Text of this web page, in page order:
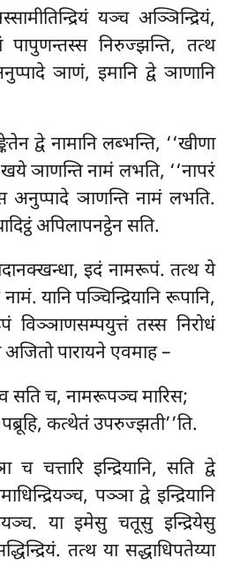
यञ्च अञ्ञिन्द्रियं,
निरुज्झन्ति, तत्थ
ञाणं, इमानि द्वे ञाणानि
द्वे नामानि लब्भन्ति, ‘‘खीणा
ञाणन्ति नामं लभति, ‘‘नापरं
अनुप्पादे ञाणन्ति नामं लभति.
अपिलापनट्ठेन सति.
इदं नामरूपं. तत्थ ये
यानि पञ्चिन्द्रियानि रूपानि,
तस्स निरोधं
पारायने एवमाह –
सति च, नामरूपञ्च मारिस;
कत्थेतं उपरुज्झती’’ति.
चत्तारि इन्द्रियानि, सति द्वे
पञ्ञा द्वे इन्द्रियानि
या इमेसु चतूसु इन्द्रियेसु
तत्थ या सद्धाधिपतेय्या